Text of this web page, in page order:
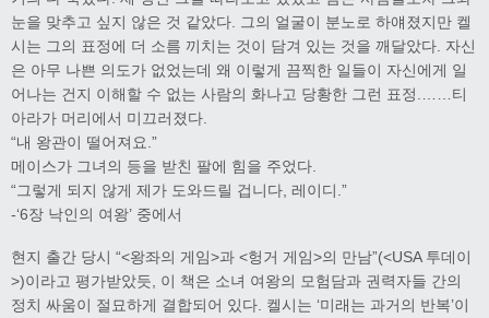
눈을 맞추고 싶지 않은 것 같았다. 그의 얼굴이 분노로 하얘졌지만 켈
시는 그의 표정에 더 소름 끼치는 것이 담겨 있는 것을 깨달았다. 자신
은 아무 나쁜 의도가 없었는데 왜 이렇게 끔찍한 일들이 자신에게 일
어나는 건지 이해할 수 없는 사람의 화나고 당황한 그런 표정.……티
아라가 머리에서 미끄러졌다.
“내 왕관이 떨어져요.”
메이스가 그녀의 등을 받친 팔에 힘을 주었다.
“그렇게 되지 않게 제가 도와드릴 겁니다, 레이디.”
-‘6장 낙인의 여왕’ 중에서
현지 출간 당시 “<왕좌의 게임>과 <헝거 게임>의 만남”(<USA 투데이
>)이라고 평가받았듯, 이 책은 소녀 여왕의 모험담과 권력자들 간의
정치 싸움이 절묘하게 결합되어 있다. 켈시는 ‘미래는 과거의 반복’이